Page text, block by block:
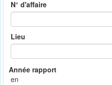
N° d'affaire
Lieu
en